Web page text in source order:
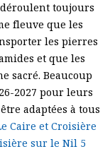
toujours
fleuve que les
les pierres
et que les
sacré. Beaucoup
2027 pour leurs
adaptées à tous
Caire et Croisière
sur le Nil 5